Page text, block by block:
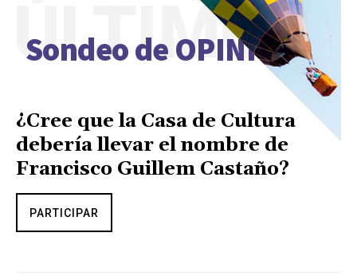
Sondeo de OPINIÓN
ÚLTIMO
¿Cree que la Casa de Cultura
debería llevar el nombre de
Francisco Guillem Castaño?
PARTICIPAR